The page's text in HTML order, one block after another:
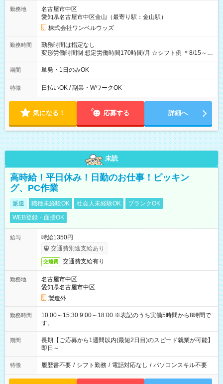
期間なし
勤務地
名古屋市中区
愛知県名古屋市中区金山（最寄り駅：金山駅）
株式会社ワンベルウッズ
勤務時間
勤務時間は指定なし
変形労働時間制 想定労働時間170時間/月 ☆シフト例 ＊8/15～
10/26 全日共通 08：00～12：00 17：00～21：00 ＊8/31
～9/19のみ下記シフトもあります！ 12：00～16：00 ＊9/6～
00
期間 単発・1日のみOK
特徴 日払いOK / 副業・WワークOK
気になる！ 応募する 詳細へ
未読
高時給！平日休み！日勤のお仕事！ピッキン
グ、PC作業
派遣 職種未経験OK 社会人未経験OK
ブランクOK
WEB登録・面接OK
給与
時給1350円
交通費別途支給あり
交通費 交通費支給有り
勤務地
名古屋市中区
愛知県名古屋市中区
製造外
勤務時間
10:00～15:30 9:00～18:00 ※表記のうち実働5時間から8時間で
す。
期間
長期【ご応募から1週間以内(最短2日目)のスピード就業が可能】
即日～
特徴 履歴書不要 / シフト勤務 / 電話対応なし / パソコンスキル不要